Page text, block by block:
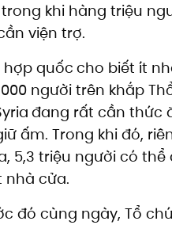
khi hàng triệu
viện trợ.
hợp quốccho biết ít
người trên khắp
đang rất cần thức
ấm. Trong khi đó,
5,3 triệu người có thể
nhà cửa.
đó cùng ngày, Tổ